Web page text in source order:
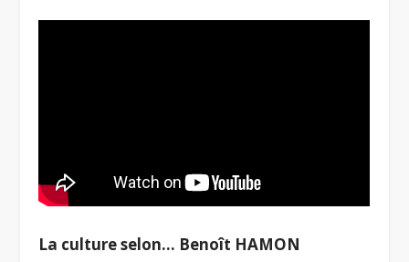
La culture selon… Benoît HAMON